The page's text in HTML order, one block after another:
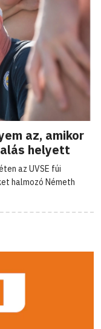
az, amikor
helyett
az UVSE fúi
halmozó Németh